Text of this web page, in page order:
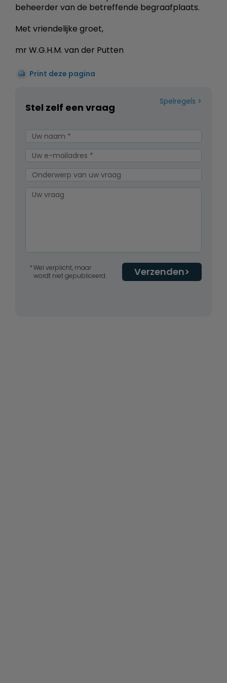
beheerder van de betreffende begraafplaats.
Met vriendelijke groet,
mr W.G.H.M. van der Putten
Print deze pagina
Spelregels
Stel zelf een vraag
Verzenden
Wel verplicht, maar
wordt niet gepubliceerd.